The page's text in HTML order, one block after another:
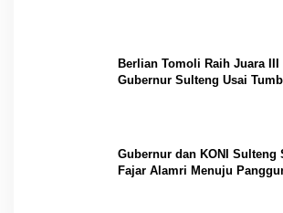
Berlian Tomoli Raih Juara
Gubernur Sulteng Usai
Gubernur dan KONI Sulteng
Fajar Alamri Menuju